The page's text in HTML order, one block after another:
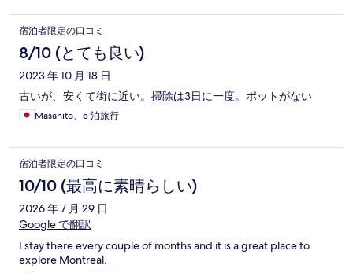
宿泊者限定の口コミ
8/10 (とても良い)
2023 年 10 月 18 日
古いが、安くて街に近い。掃除は3日に一度。ポットがない
Masahito、5 泊旅行
宿泊者限定の口コミ
10/10 (最高に素晴らしい)
2026 年 7 月 29 日
Google で翻訳
I stay there every couple of months and it is a great place to
explore Montreal.